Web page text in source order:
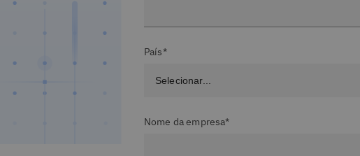
País*
Nome da empresa*